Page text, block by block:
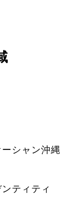
シャン沖縄
ティティ